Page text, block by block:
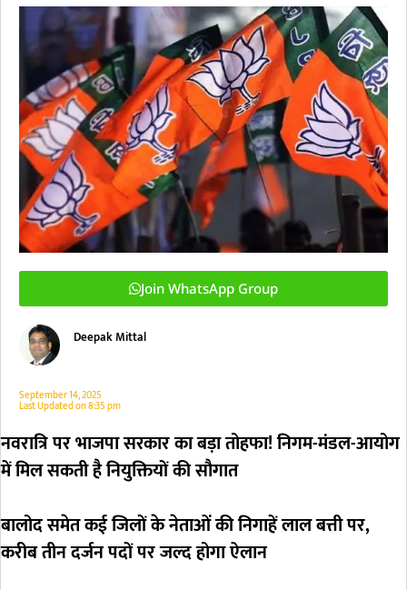
Join WhatsApp Group
Deepak Mittal
September 14, 2025
Last Updated on8:35 pm
नवरात्रि पर भाजपा सरकार का बड़ा तोहफा! निगम-मंडल-आयोग
में मिल सकती है नियुक्तियों की सौगात
बालोद समेत कई जिलों के नेताओं की निगाहें लाल बत्ती पर,
करीब तीन दर्जन पदों पर जल्द होगा ऐलान